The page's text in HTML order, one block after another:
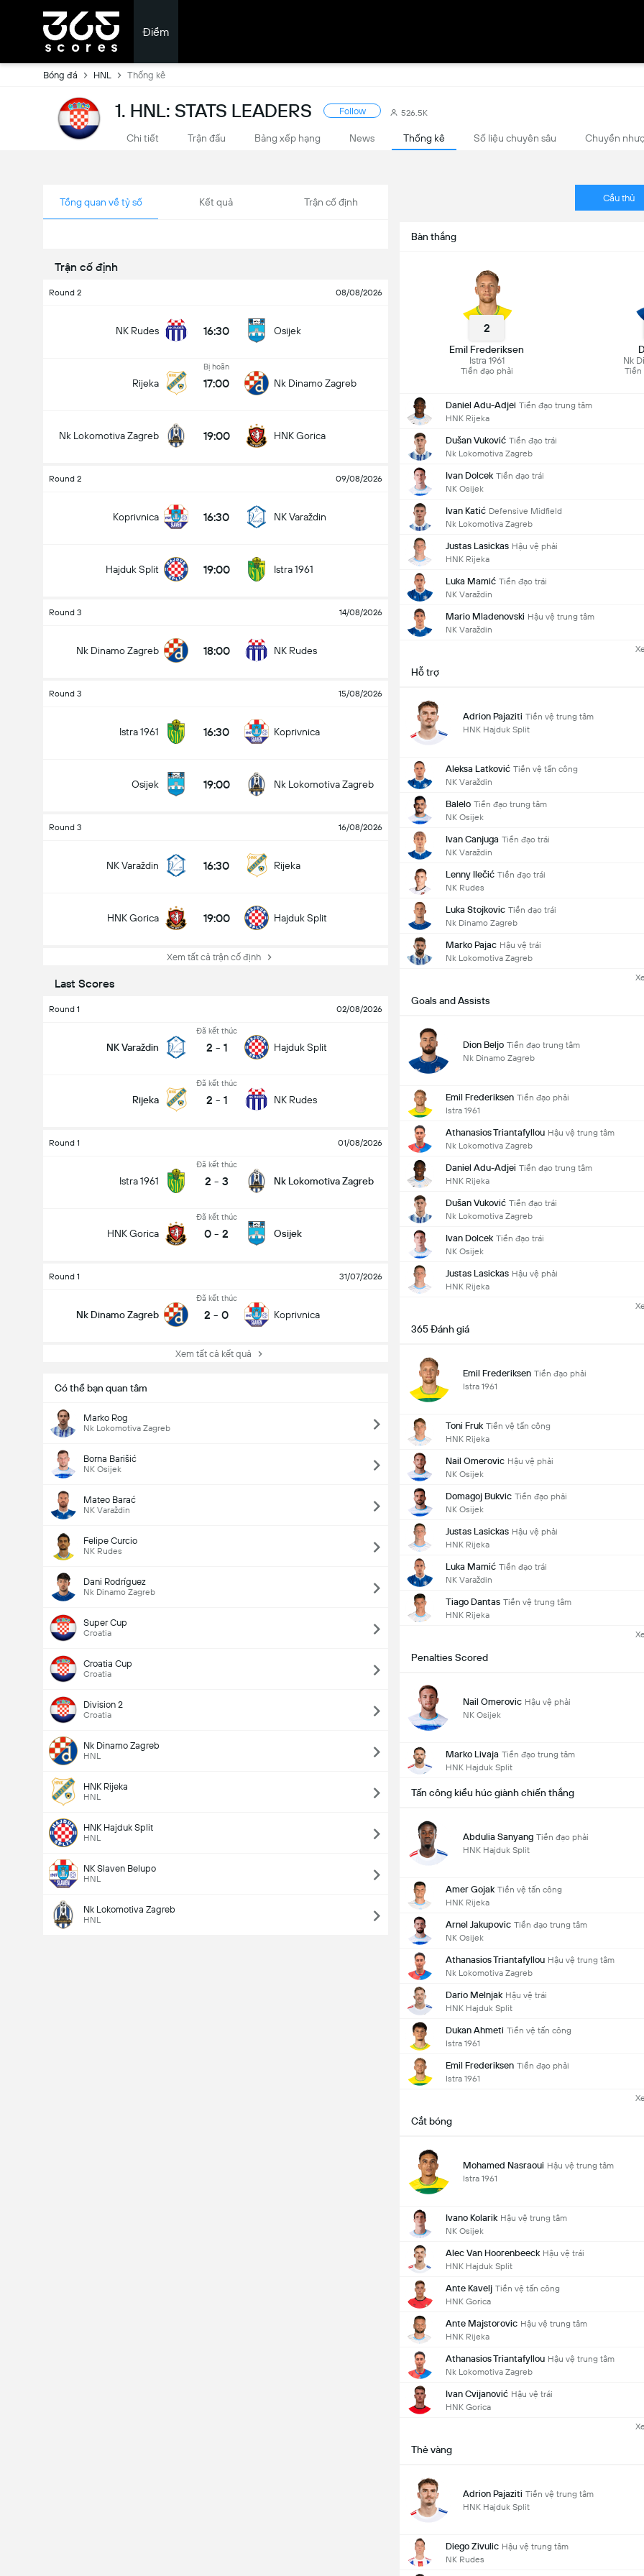
Điểm
Bóng đá HNL Thống kê
1. HNL: STATS LEADERS Follow 526.5K
Chi tiết Trận đấu Bảng xếp hạng News Thống kê Số liệu chuyên sâu Chuyển
Tổng quan về tỷ số Kết quả Trận cố định
Trận cố định
Round 2 08/08/2026
NK Rudes 16:30 Osijek
Rijeka
Bị hoãn
17:00 Nk Dinamo Zagreb
Nk Lokomotiva Zagreb 19:00 HNK Gorica
Round 2 09/08/2026
Koprivnica 16:30 NK Varaždin
Hajduk Split 19:00 Istra 1961
Round 3 14/08/2026
Nk Dinamo Zagreb 18:00 NK Rudes
Round 3 15/08/2026
Istra 1961 16:30 Koprivnica
Osijek 19:00 Nk Lokomotiva Zagreb
Round 3 16/08/2026
NK Varaždin 16:30 Rijeka
HNK Gorica 19:00 Hajduk Split
Xem tất cả trận cố định
Last Scores
Round 1 02/08/2026
NK Varaždin
Đã kết thúc
2 - 1 Hajduk Split
Rijeka
Đã kết thúc
2 - 1 NK Rudes
Round 1 01/08/2026
Istra 1961
Đã kết thúc
2 - 3 Nk Lokomotiva Zagreb
HNK Gorica
Đã kết thúc
0 - 2 Osijek
Round 1 31/07/2026
Nk Dinamo Zagreb
Đã kết thúc
2 - 0 Koprivnica
Xem tất cả kết quả
Có thể bạn quan tâm
Marko Rog
Nk Lokomotiva Zagreb
Borna Barišić
NK Osijek
Mateo Barać
NK Varaždin
Felipe Curcio
NK Rudes
Dani Rodríguez
Nk Dinamo Zagreb
Super Cup
Croatia
Croatia Cup
Croatia
Division 2
Croatia
Nk Dinamo Zagreb
HNL
HNK Rijeka
HNL
HNK Hajduk Split
HNL
NK Slaven Belupo
HNL
Nk Lokomotiva Zagreb
HNL
Cầu thủ
Bàn thắng
2
Emil Frederiksen
Istra 1961
Tiền đạo phải
Nk
Tiền
Daniel Adu-Adjei Tiền đạo trung tâm
HNK Rijeka
Dušan Vuković Tiền đạo trái
Nk Lokomotiva Zagreb
Ivan Dolcek Tiền đạo trái
NK Osijek
Ivan Katić Defensive Midfield
Nk Lokomotiva Zagreb
Justas Lasickas Hậu vệ phải
HNK Rijeka
Luka Mamić Tiền đạo trái
NK Varaždin
Mario Mladenovski Hậu vệ trung tâm
NK Varaždin
Hỗ trợ
Adrion Pajaziti Tiền vệ trung tâm
HNK Hajduk Split
Aleksa Latković Tiền vệ tấn công
NK Varaždin
Balelo Tiền đạo trung tâm
NK Osijek
Ivan Canjuga Tiền đạo trái
NK Varaždin
Lenny Ilečić Tiền đạo trái
NK Rudes
Luka Stojkovic Tiền đạo trái
Nk Dinamo Zagreb
Marko Pajac Hậu vệ trái
Nk Lokomotiva Zagreb
Goals and Assists
Dion Beljo Tiền đạo trung tâm
Nk Dinamo Zagreb
Emil Frederiksen Tiền đạo phải
Istra 1961
Athanasios Triantafyllou Hậu vệ trung tâm
Nk Lokomotiva Zagreb
Daniel Adu-Adjei Tiền đạo trung tâm
HNK Rijeka
Dušan Vuković Tiền đạo trái
Nk Lokomotiva Zagreb
Ivan Dolcek Tiền đạo trái
NK Osijek
Justas Lasickas Hậu vệ phải
HNK Rijeka
365 Đánh giá
Emil Frederiksen Tiền đạo phải
Istra 1961
Toni Fruk Tiền vệ tấn công
HNK Rijeka
Nail Omerovic Hậu vệ phải
NK Osijek
Domagoj Bukvic Tiền đạo phải
NK Osijek
Justas Lasickas Hậu vệ phải
HNK Rijeka
Luka Mamić Tiền đạo trái
NK Varaždin
Tiago Dantas Tiền vệ trung tâm
HNK Rijeka
Penalties Scored
Nail Omerovic Hậu vệ phải
NK Osijek
Marko Livaja Tiền đạo trung tâm
HNK Hajduk Split
Tấn công kiểu húc giành chiến thắng
Abdulia Sanyang Tiền đạo phải
HNK Hajduk Split
Amer Gojak Tiền vệ tấn công
HNK Rijeka
Arnel Jakupovic Tiền đạo trung tâm
NK Osijek
Athanasios Triantafyllou Hậu vệ trung tâm
Nk Lokomotiva Zagreb
Dario Melnjak Hậu vệ trái
HNK Hajduk Split
Dukan Ahmeti Tiền vệ tấn công
Istra 1961
Emil Frederiksen Tiền đạo phải
Istra 1961
Cắt bóng
Mohamed Nasraoui Hậu vệ trung tâm
Istra 1961
Ivano Kolarik Hậu vệ trung tâm
NK Osijek
Alec Van Hoorenbeeck Hậu vệ trái
HNK Hajduk Split
Ante Kavelj Tiền vệ tấn công
HNK Gorica
Ante Majstorovic Hậu vệ trung tâm
HNK Rijeka
Athanasios Triantafyllou Hậu vệ trung tâm
Nk Lokomotiva Zagreb
Ivan Cvijanović Hậu vệ trái
HNK Gorica
Thẻ vàng
Adrion Pajaziti Tiền vệ trung tâm
HNK Hajduk Split
Diego Zivulic Hậu vệ trung tâm
NK Rudes